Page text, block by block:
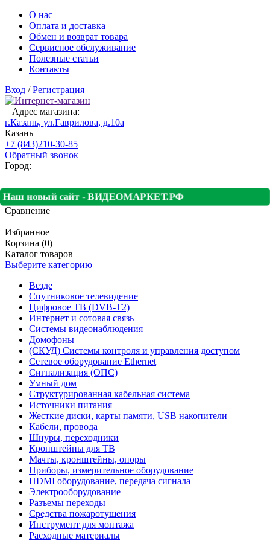
О нас
Оплата и доставка
Обмен и возврат товара
Сервисное обслуживание
Полезные статьи
Контакты
Вход /Регистрация
Адрес магазина:
г.Казань, ул.Гаврилова, д.10а
Казань
+7 (843)210-30-85
Обратный звонок
Город:
Наш новый сайт - ВИДЕОМАРКЕТ.РФ
Сравнение
Избранное
Корзина (0)
Каталог товаров
Выберите категорию
Везде
Спутниковое телевидение
Цифровое ТВ (DVB-T2)
Интернет и сотовая связь
Системы видеонаблюдения
Домофоны
(СКУД) Системы контроля и управления доступом
Сетевое оборудование Ethernet
Сигнализация (ОПС)
Умный дом
Структурированная кабельная система
Источники питания
Жесткие диски, карты памяти, USB накопители
Кабели, провода
Шнуры, переходники
Кронштейны для ТВ
Мачты, кронштейны, опоры
Приборы, измерительное оборудование
HDMI оборудование, передача сигнала
Электрооборудование
Разъемы переходы
Средства пожаротушения
Инструмент для монтажа
Расходные материалы